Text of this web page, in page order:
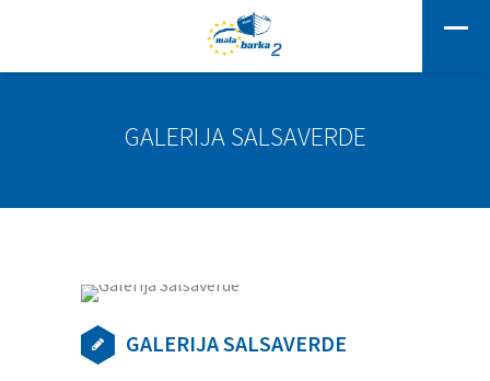
GALERIJA SALSAVERDE
GALERIJA SALSAVERDE